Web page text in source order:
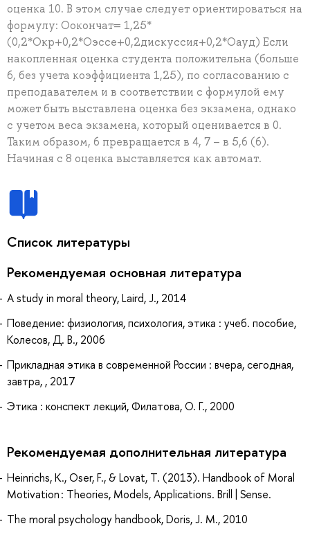
оценка 10. В этом случае следует ориентироваться на
формулу: Оокончат= 1,25*
(0,2*Окр+0,2*Оэссе+0,2дискуссия+0,2*Оауд) Если
накопленная оценка студента положительна (больше
6, без учета коэффициента 1,25), по согласованию с
преподавателем и в соответствии с формулой ему
может быть выставлена оценка без экзамена, однако
с учетом веса экзамена, который оценивается в 0.
Таким образом, 6 превращается в 4, 7 – в 5,6 (6).
Начиная с 8 оценка выставляется как автомат.
Список литературы
Рекомендуемая основная литература
A study in moral theory, Laird, J., 2014
Поведение: физиология, психология, этика : учеб. пособие,
Колесов, Д. В., 2006
Прикладная этика в современной России : вчера, сегодная,
завтра, , 2017
Этика : конспект лекций, Филатова, О. Г., 2000
Рекомендуемая дополнительная литература
Heinrichs, K., Oser, F., & Lovat, T. (2013). Handbook of Moral
Motivation : Theories, Models, Applications. Brill | Sense.
The moral psychology handbook, Doris, J. M., 2010